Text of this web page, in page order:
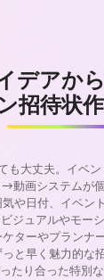
デアか
招待状
も大丈夫。イベ
動画システムが
や日付、イベン
ジュアルやモー
ターやプランナ
と早く魅力的な
たり合った特別